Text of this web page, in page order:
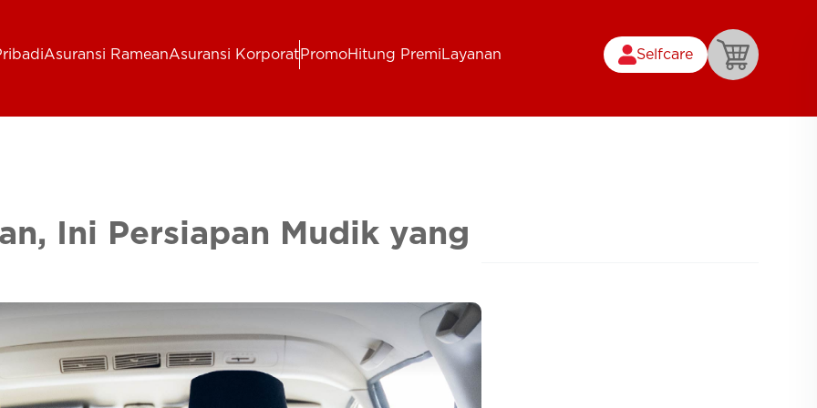
Asuransi RameanAsuransi KorporatPromoHitung Premi Layanan Selfcare
Ini Persiapan Mudik yang